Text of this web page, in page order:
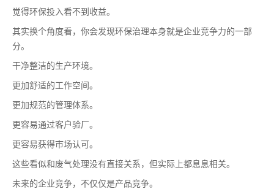
觉得环保投入看不到收益。
其实换个角度看，你会发现环保治理本身就是企业竞争力的一部
分。
干净整洁的生产环境。
更加舒适的工作空间。
更加规范的管理体系。
更容易通过客户验厂。
更容易获得市场认可。
这些看似和废气处理没有直接关系，但实际上都息息相关。
未来的企业竞争，不仅仅是产品竞争。